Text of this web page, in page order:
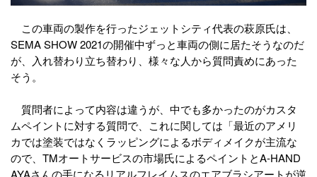
この車両の製作を行ったジェットシティ代表の萩原氏は、
SEMA SHOW 2021の開催中ずっと車両の側に居たそうなのだ
が、入れ替わり立ち替わり、様々な人から質問責めにあった
そう。
質問者によって内容は違うが、中でも多かったのがカスタ
ムペイントに対する質問で、これに関しては「最近のアメリ
カでは塗装ではなくラッピングによるボディメイクが主流な
ので、TMオートサービスの市場氏によるペイントとA-HAND